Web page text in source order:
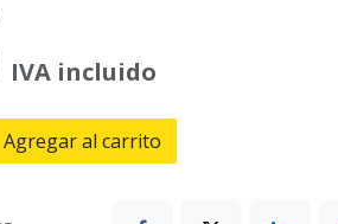
IVA incluido
Agregar al carrito